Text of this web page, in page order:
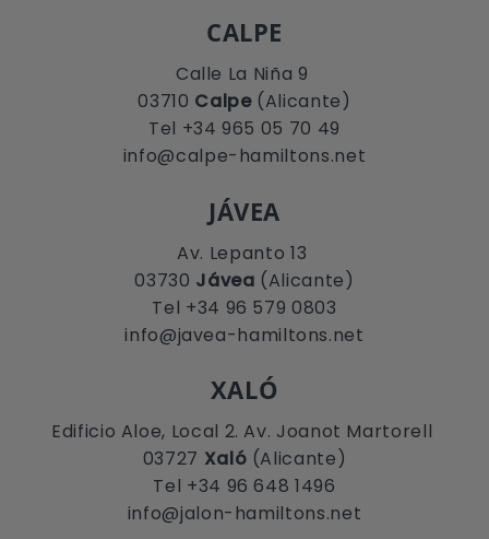
CALPE
Calle La Niña 9
03710 Calpe(Alicante)
Tel +34 965 05 70 49
info@calpe-hamiltons.net
JÁVEA
Av. Lepanto 13
03730 Jávea (Alicante)
Tel +34 96 579 0803
info@javea-hamiltons.net
XALÓ
Edificio Aloe, Local 2. Av. Joanot Martorell
03727 Xaló (Alicante)
Tel +34 96 648 1496
info@jalon-hamiltons.net